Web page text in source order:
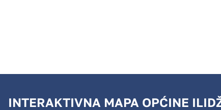
INTERAKTIVNA MAPA OPĆINE